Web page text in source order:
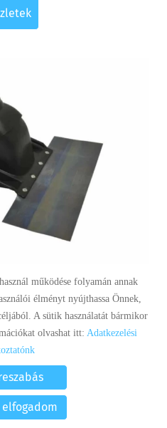
gallér 80/125-ös...
termék.
13 487 Ft
1 103 Ft
működése folyamán annak
élményt nyújthassa Önnek,
A sütik használatát bármikor
olvashat itt: Adatkezelési